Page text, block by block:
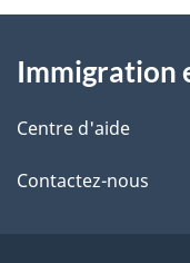
propos
de
ce
Immigration
Centre d'aide
Contactez-nous